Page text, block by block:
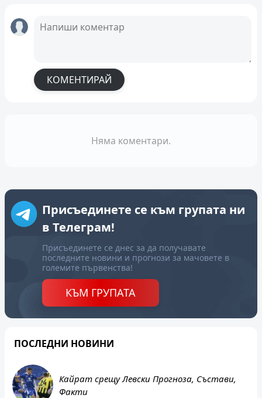
КОМЕНТИРАЙ
Няма коментари.
Присъединете се към групата ни
в Телеграм!
Присъединете се днес за да получавате
последните новини и прогнози за мачовете в
големите първенства!
КЪМ ГРУПАТА
ПОСЛЕДНИ НОВИНИ
Кайрат срещу Левски Прогноза, Състави,
Факти